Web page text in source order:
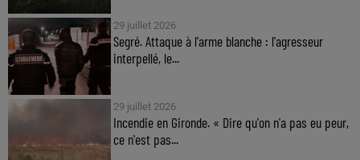
29 juillet 2026
Segré. Attaque à l'arme blanche : l'agresseur
interpellé, le...
29 juillet 2026
Incendie en Gironde. « Dire qu'on n'a pas eu peur,
ce n'est pas...